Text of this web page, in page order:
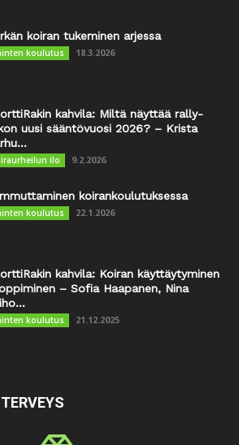
koiran tukeminen arjessa
koulutus 18.3.2026
kahvila: Miltä näyttää rally-
uusi sääntövuosi 2026? – Krista
ilo 9.2.2026
koirankoulutuksessa
koulutus 22.1.2026
kahvila: Koiran käyttäytyminen
– Sofia Haapanen, Nina
koulutus 21.12.2025